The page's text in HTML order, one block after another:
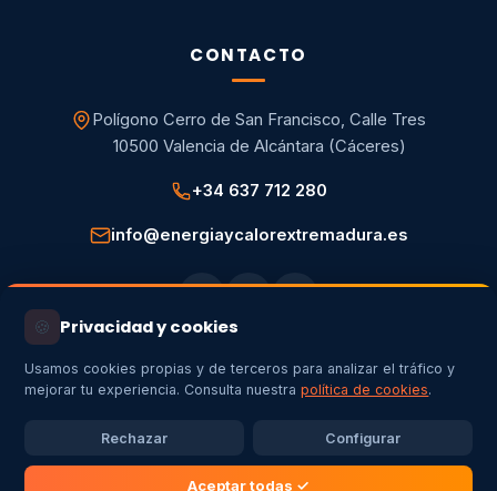
CONTACTO
Polígono Cerro de San Francisco, Calle Tres
10500 Valencia de Alcántara (Cáceres)
+34 637 712 280
info@energiaycalorextremadura.es
Aviso legalPolítica de privacidad Política de cookies
derechos reservados ·
✦Creado por
🍪 Privacidad y cookies
Usamos cookies propias y de terceros para analizar el tráfico y
mejorar tu experiencia. Consulta nuestrapolítica de cookies.
Rechazar Configurar
Aceptar todas ✓